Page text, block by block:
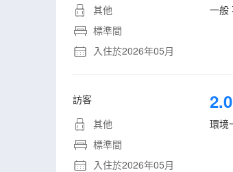
其他
標準間
入住於2026年05月
一般
訪客
其他
標準間
入住於2026年05月
2.0
環境